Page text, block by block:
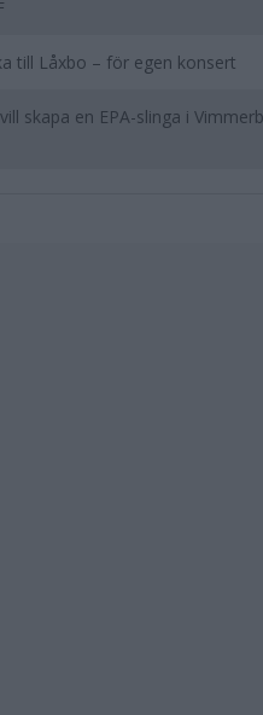
till Låxbo – för egen konsert
skapa en EPA-slinga i